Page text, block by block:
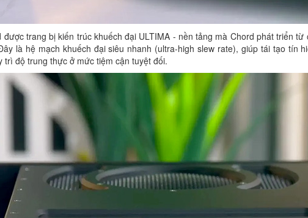
trang bị kiến trúc khuếch đại ULTIMA - nền tảng mà Chord phát triển từ
là hệ mạch khuếch đại siêu nhanh (ultra-high slew rate), giúp tái tạo tín
độ trung thực ở mức tiệm cận tuyệt đối.